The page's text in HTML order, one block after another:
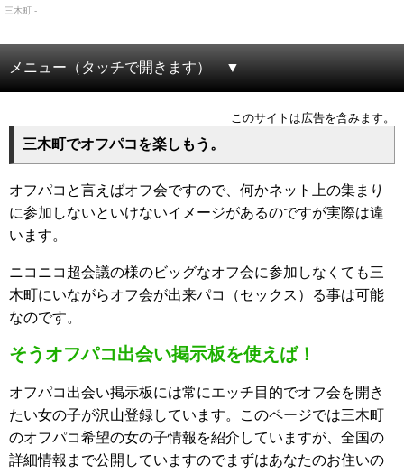
三木町 -
メニュー（タッチで開きます）
このサイトは広告を含みます。
三木町でオフパコを楽しもう。
オフパコと言えばオフ会ですので、何かネット上の集まり
に参加しないといけないイメージがあるのですが実際は違
います。
ニコニコ超会議の様のビッグなオフ会に参加しなくても三
木町にいながらオフ会が出来パコ（セックス）る事は可能
なのです。
そうオフパコ出会い掲示板を使えば！
オフパコ出会い掲示板には常にエッチ目的でオフ会を開き
たい女の子が沢山登録しています。このページでは三木町
のオフパコ希望の女の子情報を紹介していますが、全国の
詳細情報まで公開していますのでまずはあなたのお住いの